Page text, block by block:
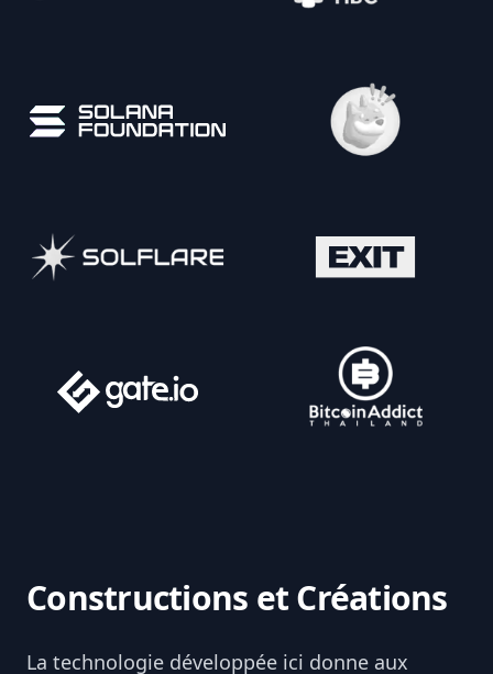
Constructions et Créations
La technologie développée ici donne aux